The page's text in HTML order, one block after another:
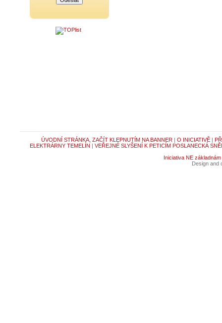
ÚVODNÍ STRÁNKA, ZAČÍT KLEPNUTÍM NA BANNER | O INICIATIVĚ|
ELEKTRÁRNY TEMELÍN | VEŘEJNÉ SLYŠENÍ K PETICÍM POSLANECKÁ
Iniciativa NE základnám
Design and